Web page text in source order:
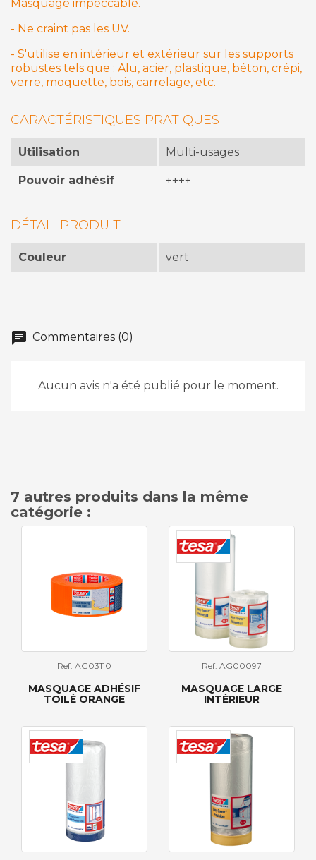
Masquage impeccable.
- Ne craint pas les UV.
- S'utilise en intérieur et extérieur sur les supports
robustes tels que : Alu, acier, plastique, béton, crépi,
verre, moquette, bois, carrelage, etc.
CARACTÉRISTIQUES PRATIQUES
Utilisation Multi-usages
Pouvoir adhésif ++++
DÉTAIL PRODUIT
Couleur vert
chat Commentaires (0)
Aucun avis n'a été publié pour le moment.
7 autres produits dans la même
catégorie :
Ref: AG03110
MASQUAGE ADHÉSIF
TOILÉ ORANGE
Ref: AG00097
MASQUAGE LARGE
INTÉRIEUR